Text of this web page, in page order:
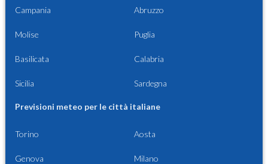
Campania Abruzzo
Molise Puglia
Basilicata Calabria
Sicilia Sardegna
Previsioni meteo per le città italiane
Torino Aosta
Genova Milano